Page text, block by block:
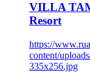
VILLA
Resort
https://
content/
335x256.jpg